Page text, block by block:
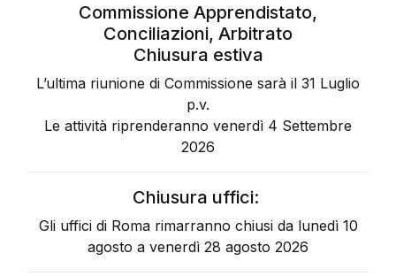
Commissione Apprendistato,
Conciliazioni, Arbitrato
Chiusura estiva
L’ultima riunione di Commissione sarà il 31 Luglio
p.v.
Le attività riprenderanno venerdì 4 Settembre
2026
Chiusura uffici:
Gli uffici di Roma rimarranno chiusi da lunedì 10
agosto a venerdì 28 agosto 2026